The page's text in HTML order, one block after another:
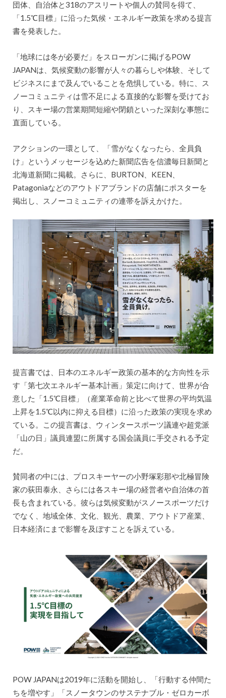
団体、自治体と318のアスリートや個人の賛同を得て、
「1.5℃目標」に沿った気候・エネルギー政策を求める提言
書を発表した。
「地球には冬が必要だ」をスローガンに掲げるPOW
JAPANは、気候変動の影響が人々の暮らしや体験、そして
ビジネスにまで及んでいることを危惧している。特に、ス
ノーコミュニティは雪不足による直接的な影響を受けてお
り、スキー場の営業期間短縮や閉鎖といった深刻な事態に
直面している。
アクションの一環として、「雪がなくなったら、全員負
け」というメッセージを込めた新聞広告を信濃毎日新聞と
北海道新聞に掲載。さらに、BURTON、KEEN、
Patagoniaなどのアウトドアブランドの店舗にポスターを
掲出し、スノーコミュニティの連帯を訴えかけた。
提言書では、日本のエネルギー政策の基本的な方向性を示
す「第七次エネルギー基本計画」策定に向けて、世界が合
意した「1.5℃目標」（産業革命前と比べて世界の平均気温
上昇を1.5℃以内に抑える目標）に沿った政策の実現を求め
ている。この提言書は、ウィンタースポーツ議連や超党派
「山の日」議員連盟に所属する国会議員に手交される予定
だ。
賛同者の中には、プロスキーヤーの小野塚彩那や北極冒険
家の荻田泰永、さらには各スキー場の経営者や自治体の首
長も含まれている。彼らは気候変動がスノースポーツだけ
でなく、地域全体、文化、観光、農業、アウトドア産業、
日本経済にまで影響を及ぼすことを訴えている。
POW JAPANは2019年に活動を開始し、「行動する仲間た
ちを増やす」「スノータウンのサステナブル・ゼロカーボ